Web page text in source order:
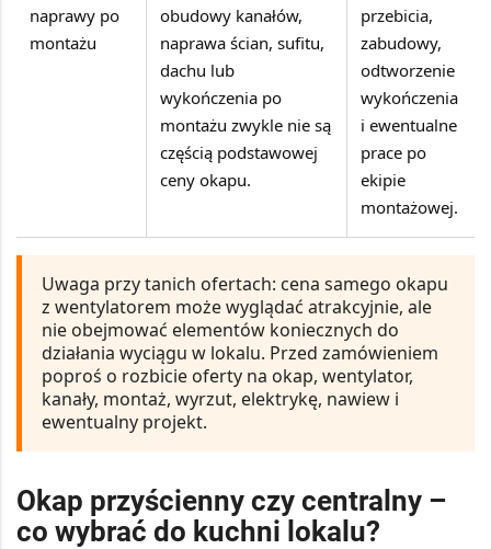
naprawy po
montażu
obudowy kanałów,
naprawa ścian, sufitu,
dachu lub
wykończenia po
montażu zwykle nie są
częścią podstawowej
ceny okapu.
przebicia,
zabudowy,
odtworzenie
wykończenia
i ewentualne
prace po
ekipie
montażowej.
Uwaga przy tanich ofertach: cena samego okapu
z wentylatorem może wyglądać atrakcyjnie, ale
nie obejmować elementów koniecznych do
działania wyciągu w lokalu. Przed zamówieniem
poproś o rozbicie oferty na okap, wentylator,
kanały, montaż, wyrzut, elektrykę, nawiew i
ewentualny projekt.
Okap przyścienny czy centralny –
co wybrać do kuchni lokalu?